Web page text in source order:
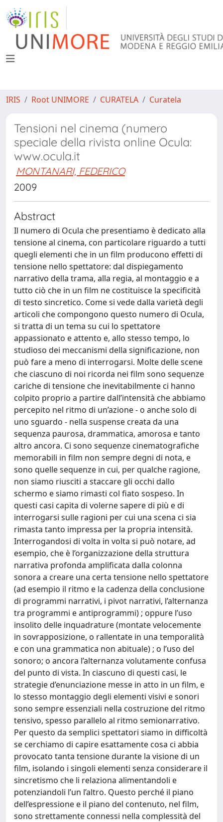
IRIS Root UNIMORE CURATELA Curatela
Tensioni nel cinema (numero
speciale della rivista online Ocula:
www.ocula.it
MONTANARI, FEDERICO
2009
Abstract
Il numero di Ocula che presentiamo è dedicato alla
tensione al cinema, con particolare riguardo a tutti
quegli elementi che in un film producono effetti di
tensione nello spettatore: dal dispiegamento
narrativo della trama, alla regia, al montaggio e a
tutto ciò che in un film ne costituisce la specificità
di testo sincretico. Come si vede dalla varietà degli
articoli che compongono questo numero di Ocula,
si tratta di un tema su cui lo spettatore
appassionato e attento e, allo stesso tempo, lo
studioso dei meccanismi della significazione, non
può fare a meno di interrogarsi. Molte delle scene
che ciascuno di noi ricorda nei film sono sequenze
cariche di tensione che inevitabilmente ci hanno
colpito proprio a partire dall’intensità che abbiamo
percepito nel ritmo di un’azione - o anche solo di
uno sguardo - nella suspense creata da una
sequenza paurosa, drammatica, amorosa e tanto
altro ancora. Ci sono sequenze cinematografiche
memorabili in film non sempre degni di nota, e
sono quelle sequenze in cui, per qualche ragione,
non siamo riusciti a staccare gli occhi dallo
schermo e siamo rimasti col fiato sospeso. In
questi casi capita di volerne sapere di più e di
interrogarsi sulle ragioni per cui una scena ci sia
rimasta tanto impressa per la propria intensità.
Interrogandosi di volta in volta si può notare, ad
esempio, che è l’organizzazione della struttura
narrativa profonda amplificata dalla colonna
sonora a creare una certa tensione nello spettatore
(ad esempio il ritmo e la cadenza della conclusione
di programmi narrativi, i pivot narrativi, l’alternanza
tra programmi e antiprogrammi) ; oppure l’uso
insolito delle inquadrature (montate velocemente
in sovrapposizione, o rallentate in una temporalità
e con una grammatica non abituale) ; o l’uso del
sonoro; o ancora l’alternanza volutamente confusa
del punto di vista. In ciascuno di questi casi, le
strategie d’enunciazione messe in atto in un film, e
lo stesso montaggio degli elementi visivi e sonori
sono sempre essenziali nella costruzione del ritmo
tensivo, spesso parallelo al ritmo semionarrativo.
Per questo da semplici spettatori siamo in difficoltà
se cerchiamo di capire esattamente cosa ci abbia
provocato tanta tensione durante la visione di un
film, isolando i singoli elementi senza considerare il
sincretismo che li relaziona alimentandoli e
potenziandoli l’un l’altro. Questo perché il piano
dell’espressione e il piano del contenuto, nel film,
sono strettamente connessi nella complessità del